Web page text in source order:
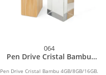
064
Pen Drive Cristal Bambu
Pen Drive Cristal Bambu 4GB/8GB/16GB.